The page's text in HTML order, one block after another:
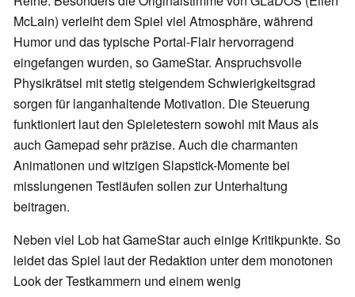
McLain) verleiht dem Spiel viel Atmosphäre, während
Humor und das typische Portal-Flair hervorragend
eingefangen wurden, so GameStar. Anspruchsvolle
Physikrätsel mit stetig steigendem Schwierigkeitsgrad
sorgen für langanhaltende Motivation. Die Steuerung
funktioniert laut den Spieletestern sowohl mit Maus als
auch Gamepad sehr präzise. Auch die charmanten
Animationen und witzigen Slapstick-Momente bei
misslungenen Testläufen sollen zur Unterhaltung
beitragen.
Neben viel Lob hat GameStar auch einige Kritikpunkte. So
leidet das Spiel laut der Redaktion unter dem monotonen
Look der Testkammern und einem wenig